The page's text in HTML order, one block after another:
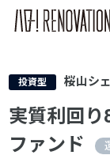
投資型 桜山シ
実質利回
ファンド